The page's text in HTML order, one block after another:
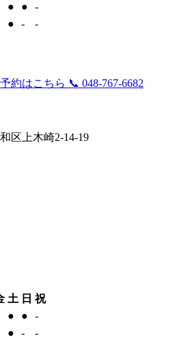
● ●
-
● - -
約はこちら 📞 048-767-6682
区上木崎2-14-19
土 日 祝
● ●
-
● - -